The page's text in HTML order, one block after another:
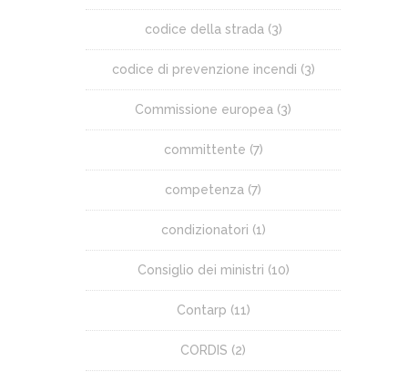
codice della strada (3)
codice di prevenzione incendi (3)
Commissione europea (3)
committente (7)
competenza (7)
condizionatori (1)
Consiglio dei ministri (10)
Contarp (11)
CORDIS (2)